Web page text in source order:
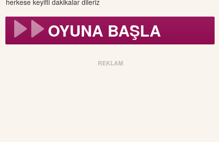
OYUNA BAŞLA
REKLAM